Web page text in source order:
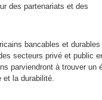
des partenariats et des
bancables et durables
secteurs privé et public
parviendront à trouver un
et la durabilité.